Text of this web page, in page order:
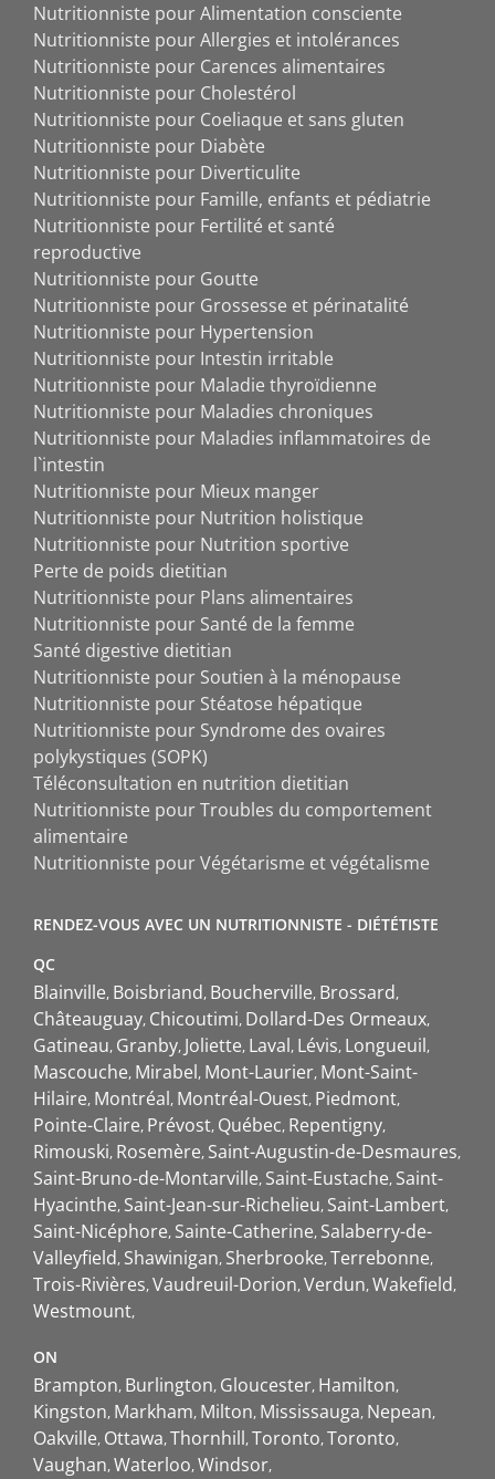
Nutritionniste pour Alimentation consciente
Nutritionniste pour Allergies et intolérances
Nutritionniste pour Carences alimentaires
Nutritionniste pour Cholestérol
Nutritionniste pour Coeliaque et sans gluten
Nutritionniste pour Diabète
Nutritionniste pour Diverticulite
Nutritionniste pour Famille, enfants et pédiatrie
Nutritionniste pour Fertilité et santé
reproductive
Nutritionniste pour Goutte
Nutritionniste pour Grossesse et périnatalité
Nutritionniste pour Hypertension
Nutritionniste pour Intestin irritable
Nutritionniste pour Maladie thyroïdienne
Nutritionniste pour Maladies chroniques
Nutritionniste pour Maladies inflammatoires de
l`intestin
Nutritionniste pour Mieux manger
Nutritionniste pour Nutrition holistique
Nutritionniste pour Nutrition sportive
Perte de poids dietitian
Nutritionniste pour Plans alimentaires
Nutritionniste pour Santé de la femme
Santé digestive dietitian
Nutritionniste pour Soutien à la ménopause
Nutritionniste pour Stéatose hépatique
Nutritionniste pour Syndrome des ovaires
polykystiques (SOPK)
Téléconsultation en nutrition dietitian
Nutritionniste pour Troubles du comportement
alimentaire
Nutritionniste pour Végétarisme et végétalisme
RENDEZ-VOUS AVEC UN NUTRITIONNISTE - DIÉTÉTISTE
QC
Blainville Boisbriand Boucherville Brossard
Châteauguay Chicoutimi Dollard-Des Ormeaux
Gatineau Granby Joliette Laval Lévis Longueuil
Mascouche Mirabel Mont-Laurier Mont-Saint-
Hilaire Montréal Montréal-Ouest Piedmont
Pointe-Claire Prévost Québec Repentigny
Rimouski Rosemère Saint-Augustin-de-Desmaures
Saint-Bruno-de-Montarville Saint-Eustache Saint-
Hyacinthe Saint-Jean-sur-Richelieu Saint-Lambert
Saint-Nicéphore Sainte-Catherine Salaberry-de-
Valleyfield Shawinigan Sherbrooke Terrebonne
Trois-Rivières Vaudreuil-Dorion Verdun Wakefield
Westmount
ON
Brampton Burlington Gloucester Hamilton
Kingston Markham Milton Mississauga Nepean
Oakville Ottawa Thornhill Toronto Toronto
Vaughan Waterloo Windsor